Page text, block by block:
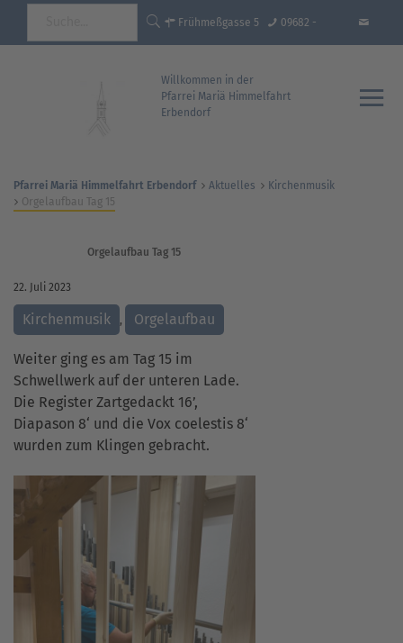
Frühmeßgasse 5 09682 -
Willkommen in der
Pfarrei Mariä Himmelfahrt
Erbendorf
Pfarrei Mariä Himmelfahrt Erbendorf Aktuelles
Kirchenmusik
Orgelaufbau Tag 15
Orgelaufbau Tag 15
22. Juli 2023
Kirchenmusik , Orgelaufbau
Weiter ging es am Tag 15 im
Schwellwerk auf der unteren Lade.
Die Register Zartgedackt 16’,
Diapason 8‘ und die Vox coelestis 8‘
wurden zum Klingen gebracht.